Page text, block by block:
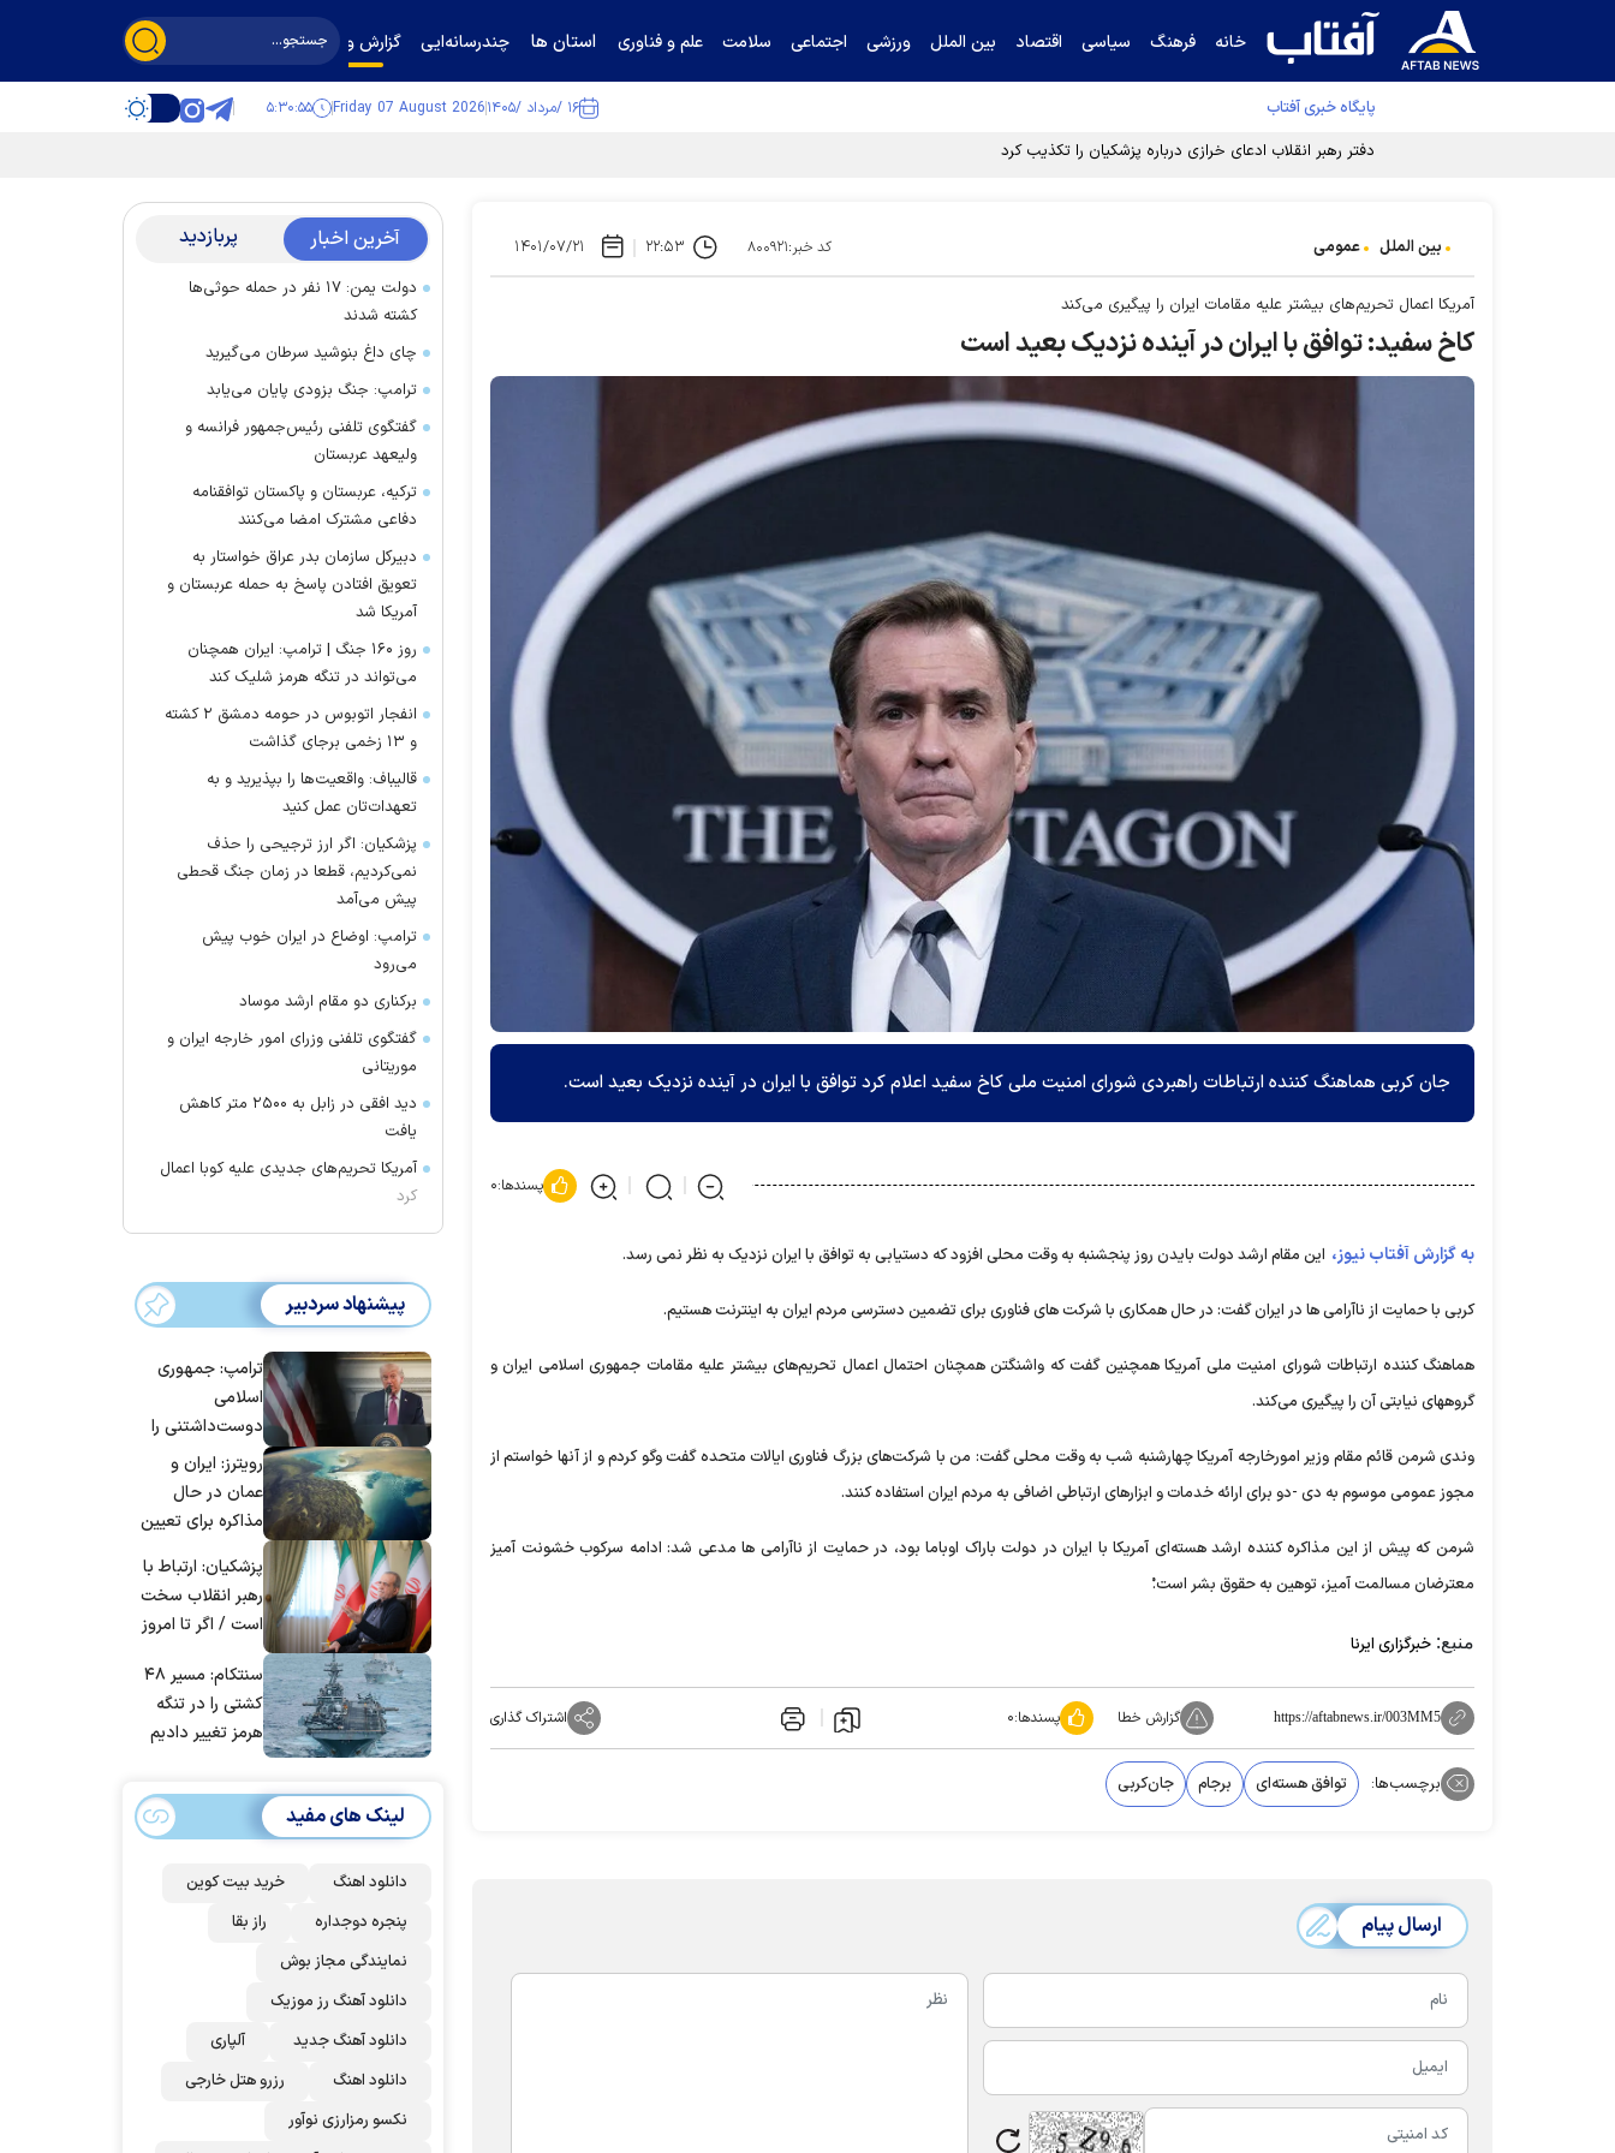
خانه فرهنگ سیاسی اقتصاد بین الملل ورزشی اجتماعی سلامت علم و فناوری استان ها چندرسانه‌ایی گزارش و گفت‌وگو
پایگاه خبری آفتاب ۱۶ /مرداد /۱۴۰۵ Friday 07 August 2026 ۵:۳۰:۵۶
دفتر رهبر انقلاب ادعای خرازی درباره پزشکیان را تکذیب کرد
بین الملل عمومی کد خبر:۸۰۰۹۲۱ ۲۲:۵۳ ۱۴۰۱/۰۷/۲۱
آمریکا اعمال تحریم‌های بیشتر علیه مقامات ایران را پیگیری می‌کند
کاخ سفید: توافق با ایران در آینده نزدیک بعید است
جان کربی هماهنگ کننده ارتباطات راهبردی شورای امنیت ملی کاخ سفید اعلام کرد توافق با ایران در آینده نزدیک بعید است.
پسندها:۰
به گزارش آفتاب نیوز، این مقام ارشد دولت بایدن روز پنجشنبه به وقت محلی افزود که دستیابی به توافق با ایران نزدیک به نظر نمی رسد.
کربی با حمایت از ناآرامی ها در ایران گفت: در حال همکاری با شرکت های فناوری برای تضمین دسترسی مردم ایران به اینترنت هستیم.
هماهنگ ‌کننده ارتباطات شورای امنیت ملی آمریکا همچنین گفت که واشنگتن همچنان احتمال اعمال تحریم‌های بیشتر علیه مقامات جمهوری اسلامی ایران و
گروههای نیابتی آن را پیگیری می‌کند.
وندی شرمن قائم مقام وزیر امورخارجه آمریکا چهارشنبه شب به وقت محلی گفت: من با شرکت‌های بزرگ فناوری ایالات متحده گفت وگو کردم و از آنها خواستم از
مجوز عمومی موسوم به دی -دو برای ارائه خدمات و ابزارهای ارتباطی اضافی به مردم ایران استفاده کنند.
شرمن که پیش از این مذاکره کننده ارشد هسته‌ای آمریکا با ایران در دولت باراک اوباما بود، در حمایت از ناآرامی ها مدعی شد: ادامه سرکوب خشونت آمیز
معترضان مسالمت آمیز، توهین به حقوق بشر است.ْ
منبع: خبرگزاری ایرنا
https://aftabnews.ir/003MM5 گزارش خطا پسندها:۰ اشتراک گذاری
برچسب‌ها: توافق هسته‌ای برجام جان‌کربی
ارسال پیام
آخرین اخبار پربازدید
دولت یمن: ۱۷ نفر در حمله حوثی‌ها
کشته شدند
چای داغ بنوشید سرطان می‌گیرید
ترامپ: جنگ بزودی پایان می‌یابد
گفتگوی تلفنی رئیس‌جمهور فرانسه و
ولیعهد عربستان
ترکیه، عربستان و پاکستان توافقنامه
دفاعی مشترک امضا می‌کنند
دبیرکل سازمان بدر عراق خواستار به
تعویق افتادن پاسخ به حمله عربستان و
آمریکا شد
روز ۱۶۰ جنگ | ترامپ: ایران همچنان
می‌تواند در تنگه هرمز شلیک کند
انفجار اتوبوس در حومه دمشق ۲ کشته
و ۱۳ زخمی برجای گذاشت
قالیباف: واقعیت‌ها را بپذیرید و به
تعهدات‌تان عمل کنید
پزشکیان: اگر ارز ترجیحی را حذف
نمی‌کردیم، قطعا در زمان جنگ قحطی
پیش می‌آمد
ترامپ: اوضاع در ایران خوب پیش
می‌رود
برکناری دو مقام ارشد موساد
گفتگوی تلفنی وزرای امور خارجه ایران و
موریتانی
دید افقی در زابل به ۲۵۰۰ متر کاهش
یافت
آمریکا تحریم‌های جدیدی علیه کوبا اعمال
کرد
پیشنهاد سردبیر
ترامپ: جمهوری
اسلامی
دوست‌داشتنی را
حسابی می‌کوبیم |
برای بزرگ‌ترین
حمله آماده بودیم
است، درست
است؟
رویترز: ایران و
عمان در حال
مذاکره برای تعیین
تنگه هرمز هستند
پزشکیان: ارتباط با
رهبر انقلاب سخت
است / اگر تا امروز
مردم ایران استسنتکام: مسیر ۴۸
کشتی را در تنگه
هرمز تغییر دادیم
لینک های مفید
دانلود اهنگ
خرید بیت کوین
پنجره دوجداره
راز بقا
نمایندگی مجاز بوش
دانلود آهنگ رز‌ موزیک
دانلود آهنگ جدید
آلپاری
دانلود اهنگ
رزرو هتل خارجی
نکسو رمزارزی نوآور